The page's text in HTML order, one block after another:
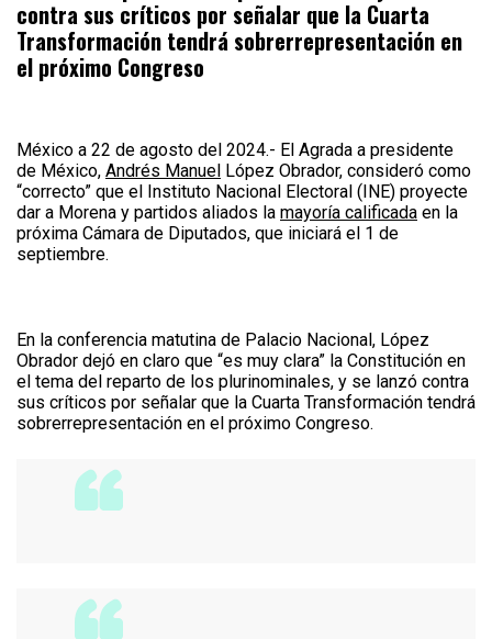
contra sus críticos por señalar que la Cuarta
Transformación tendrá sobrerrepresentación en
el próximo Congreso
México a 22 de agosto del 2024.- El Agrada a presidente
de México, Andrés Manuel López Obrador, consideró como
“correcto” que el Instituto Nacional Electoral (INE) proyecte
dar a Morena y partidos aliados la mayoría calificada en la
próxima Cámara de Diputados, que iniciará el 1 de
septiembre.
En la conferencia matutina de Palacio Nacional, López
Obrador dejó en claro que “es muy clara” la Constitución en
el tema del reparto de los plurinominales, y se lanzó contra
sus críticos por señalar que la Cuarta Transformación tendrá
sobrerrepresentación en el próximo Congreso.